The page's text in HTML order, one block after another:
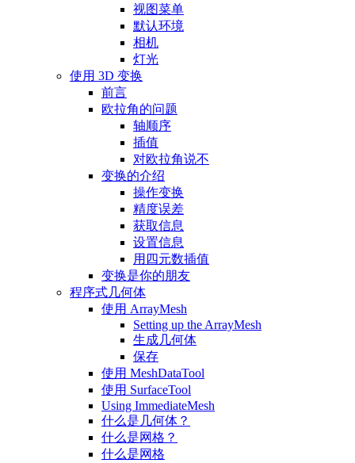
视图菜单
默认环境
相机
灯光
使用 3D 变换
前言
欧拉角的问题
轴顺序
插值
对欧拉角说不
变换的介绍
操作变换
精度误差
获取信息
设置信息
用四元数插值
变换是你的朋友
程序式几何体
使用 ArrayMesh
Setting up the ArrayMesh
生成几何体
保存
使用 MeshDataTool
使用 SurfaceTool
Using ImmediateMesh
什么是几何体？
什么是网格？
什么是网格